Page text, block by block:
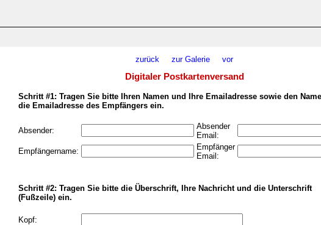
zurück zur Galerie vor
Digitaler Postkartenversand
Schritt #1: Tragen Sie bitte Ihren Namen und Ihre Emailadresse sowie den
die Emailadresse des Empfängers ein.
Absender:
Absender
Email:
Empfängername:
Empfänger
Email:
Schritt #2: Tragen Sie bitte die Überschrift, Ihre Nachricht und die Unterschrift
(Fußzeile) ein.
Kopf: